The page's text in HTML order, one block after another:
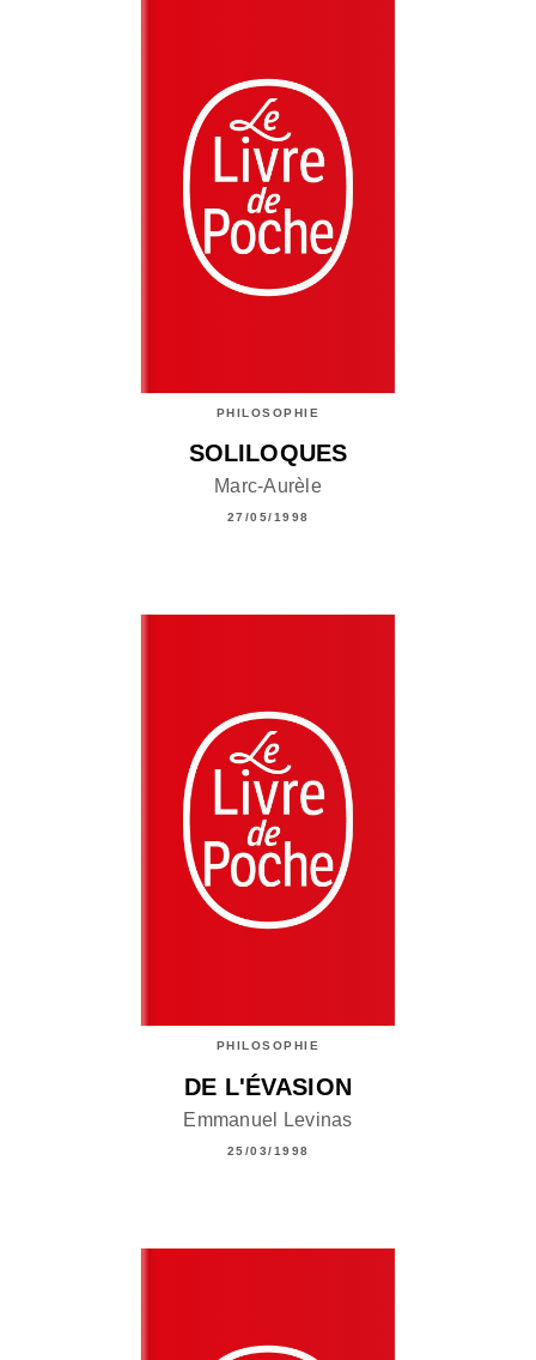
PHILOSOPHIE
SOLILOQUES
Marc-Aurèle
27/05/1998
PHILOSOPHIE
DE L'ÉVASION
Emmanuel Levinas
25/03/1998